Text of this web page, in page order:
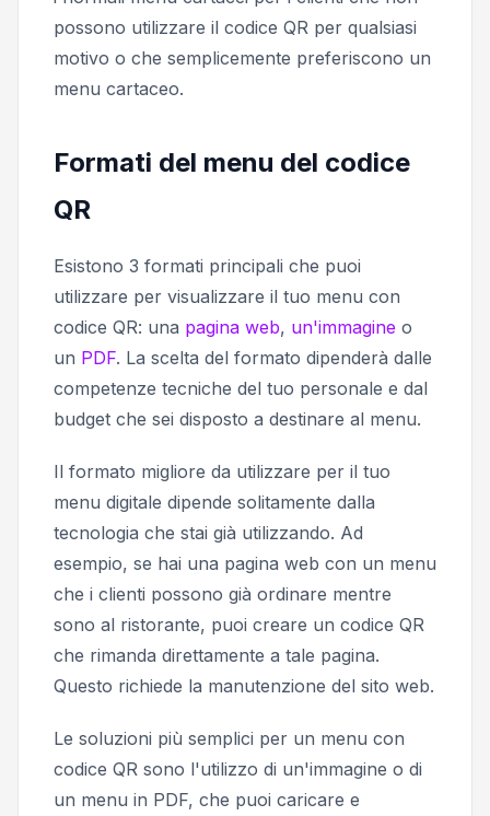
possono utilizzare il codice QR per qualsiasi
motivo o che semplicemente preferiscono un
menu cartaceo.
Formati del menu del codice
QR
Esistono 3 formati principali che puoi
utilizzare per visualizzare il tuo menu con
codice QR: una pagina web, un'immagine o
un PDF. La scelta del formato dipenderà dalle
competenze tecniche del tuo personale e dal
budget che sei disposto a destinare al menu.
Il formato migliore da utilizzare per il tuo
menu digitale dipende solitamente dalla
tecnologia che stai già utilizzando. Ad
esempio, se hai una pagina web con un menu
che i clienti possono già ordinare mentre
sono al ristorante, puoi creare un codice QR
che rimanda direttamente a tale pagina.
Questo richiede la manutenzione del sito web.
Le soluzioni più semplici per un menu con
codice QR sono l'utilizzo di un'immagine o di
un menu in PDF, che puoi caricare e